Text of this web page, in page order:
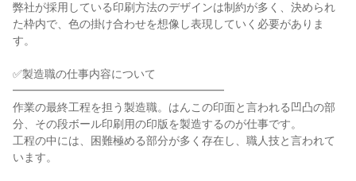
弊社が採用している印刷方法のデザインは制約が多く、決められ
た枠内で、色の掛け合わせを想像し表現していく必要がありま
す。
✅製造職の仕事内容について
━━━━━━━━━━━━━━━━━━━
作業の最終工程を担う製造職。はんこの印面と言われる凹凸の部
分、その段ボール印刷用の印版を製造するのが仕事です。
工程の中には、困難極める部分が多く存在し、職人技と言われて
います。